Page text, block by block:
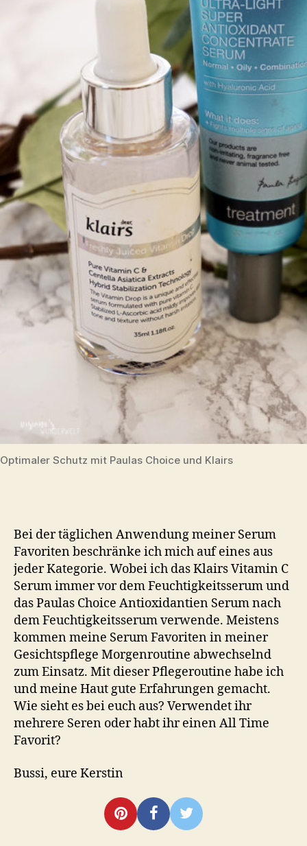
Optimaler Schutz mit Paulas Choice und Klairs
Bei der täglichen Anwendung meiner Serum
Favoriten beschränke ich mich auf eines aus
jeder Kategorie. Wobei ich das Klairs Vitamin C
Serum immer vor dem Feuchtigkeitsserum und
das Paulas Choice Antioxidantien Serum nach
dem Feuchtigkeitsserum verwende. Meistens
kommen meine Serum Favoriten in meiner
Gesichtspflege Morgenroutine abwechselnd
zum Einsatz. Mit dieser Pflegeroutine habe ich
und meine Haut gute Erfahrungen gemacht.
Wie sieht es bei euch aus? Verwendet ihr
mehrere Seren oder habt ihr einen All Time
Favorit?
Bussi, eure Kerstin